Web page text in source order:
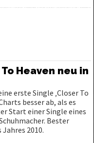
Heaven neu in
erste Single ‚Closer To
besser ab, als es
Start einer Single eines
Bester
2010.